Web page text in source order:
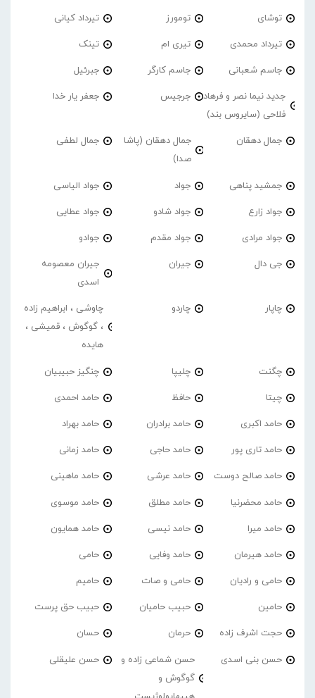
توشای تومورز تیرداد کیانی
تیرداد محمدی تیری ام تینک
جاسم شعبانی جاسم کارگر جبرئیل
جدید نیما نصر و فرهاد
فلاحی (سایروس بند)
جرجیس جعفر یار خدا
جمال دهقان
جمال دهقان (پاشا
صدا)
جمال لطفی
جمشید پناهی جواد جواد الیاسی
جواد زارع جواد شادو جواد عطایی
جواد مرادی جواد مقدم جوادو
جی دال جیران
جیران معصومه
اسدی
چاپار چاردو
چاوشی ، ابراهیم زاده
، گوگوش ، قمیشی ،
هایده
چگنت چلیپا چنگیز حبیبیان
چیتا حافظ حامد احمدی
حامد اکبری حامد برادران حامد بهراد
حامد تاری پور حامد حاجی حامد زمانی
حامد صالح دوست حامد عرشی حامد ماهینی
حامد محضرنیا حامد مطلق حامد موسوی
حامد میرا حامد نیسی حامد همایون
حامد هیرمان حامد وفایی حامی
حامی و رادیان حامی و صات حامیم
حامین حبیب حامیان حبیب حق پرست
حجت اشرف زاده حرمان حسان
حسن بنی اسدی
حسن شماعی زاده و
گوگوش و
حسن علیقلی